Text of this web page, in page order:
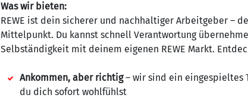
Was wir bieten:
REWE ist dein sicherer und nachhaltiger Arbeitgeber –
Mittelpunkt. Du kannst schnell Verantwortung
Selbständigkeit mit deinem eigenen REWE Markt.
Ankommen, aber richtig– wir sind ein eingespieltes
du dich sofort wohlfühlst